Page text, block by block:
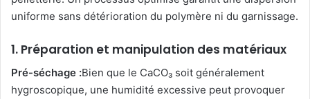
uniforme sans détérioration du polymère ni du garnissage.
1. Préparation et manipulation des matériaux
Pré-séchage :Bien que le CaCO₃ soit généralement
hygroscopique, une humidité excessive peut provoquer